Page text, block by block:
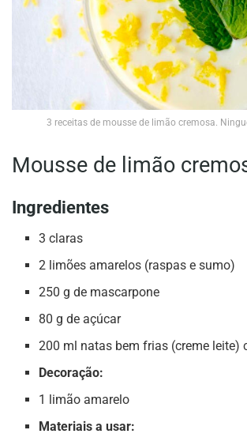
3 receitas de mousse de limão cremosa.
Mousse de limão
Ingredientes
3 claras
2 limões amarelos (raspas e sumo)
250 g de mascarpone
80 g de açúcar
200 ml natas bem frias (creme leite)
Decoração:
1 limão amarelo
Materiais a usar: